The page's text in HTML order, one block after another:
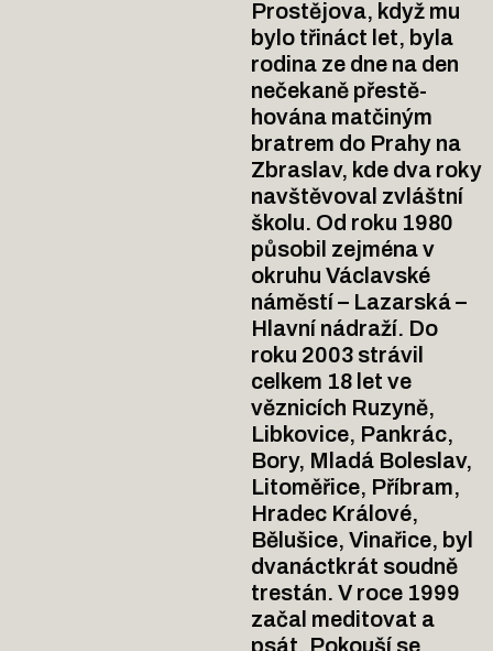
Prostějova, když mu
bylo třináct let, byla
rodina ze dne na den
nečekaně přestě-
hována matčiným
bratrem do Prahy na
Zbraslav, kde dva roky
navštěvoval zvláštní
školu. Od roku 1980
působil zejména v
okruhu Václavské
náměstí – Lazarská –
Hlavní nádraží. Do
roku 2003 strávil
celkem 18 let ve
věznicích Ruzyně,
Libkovice, Pankrác,
Bory, Mladá Boleslav,
Litoměřice, Příbram,
Hradec Králové,
Bělušice, Vinařice, byl
dvanáctkrát soudně
trestán. V roce 1999
začal meditovat a
psát. Pokouší se